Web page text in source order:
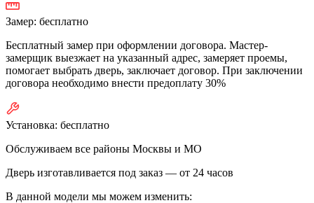
Замер: бесплатно
Бесплатный замер при оформлении договора. Мастер-
замерщик выезжает на указанный адрес, замеряет проемы,
помогает выбрать дверь, заключает договор. При заключении
договора необходимо внести предоплату 30%
Установка: бесплатно
Обслуживаем все районы Москвы и МО
Дверь изготавливается под заказ — от 24 часов
В данной модели мы можем изменить: